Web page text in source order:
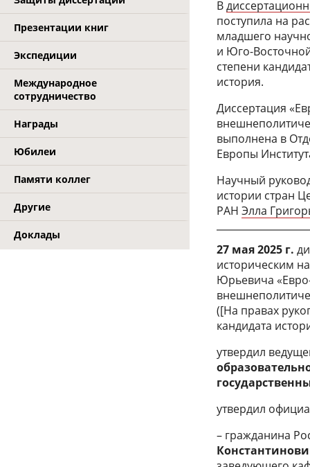
Презентации книг
Экспедиции
Международное
сотрудничество
Награды
Юбилеи
Памяти коллег
Другие
Доклады
В
поступила на
младшего
и Юго-
степени
история.
Диссертация «
выполнена в
Европы
Научный
истории стран
РАНЭлла
27 мая 2025 г.
историческим
Юрьевича
([На правах
кандидата
утвердил
утвердил
– гражданина